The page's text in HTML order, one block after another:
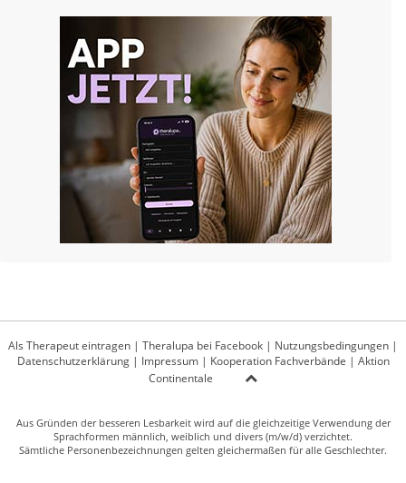
Als Therapeut eintragen | Theralupa bei Facebook | Nutzungsbedingungen |
Datenschutzerklärung| Impressum| Kooperation Fachverbände | Aktion
Continentale
Aus Gründen der besseren Lesbarkeit wird auf die gleichzeitige Verwendung der
Sprachformen männlich, weiblich und divers (m/w/d) verzichtet.
Sämtliche Personenbezeichnungen gelten gleichermaßen für alle Geschlechter.